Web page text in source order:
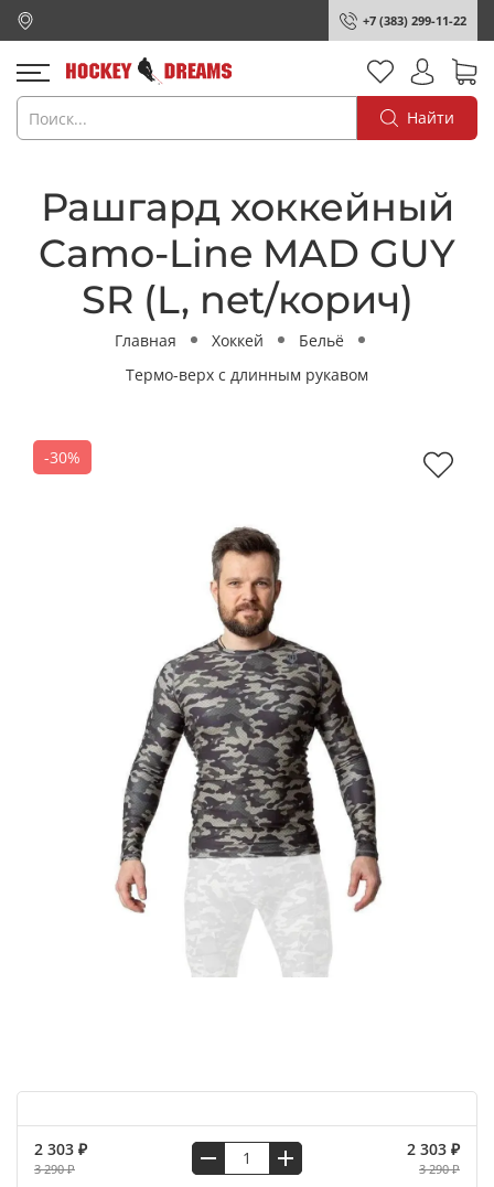
+7 (383) 299-11-22
Найти
Рашгард хоккейный
Camo-Line MAD GUY
SR (L, net/корич)
Главная Хоккей
Бельё
Термо-верх с длинным рукавом
-30%
2 303 ₽
3 290 ₽
2 303 ₽
3 290 ₽